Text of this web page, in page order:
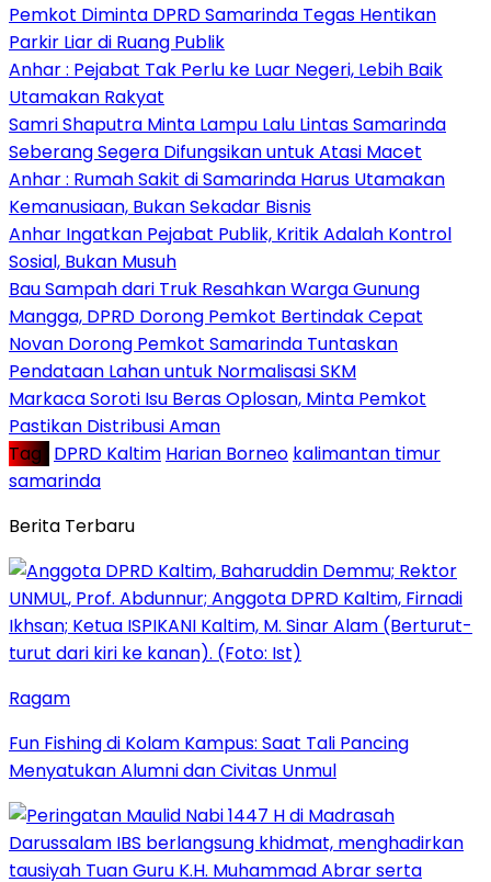
Pemkot Diminta DPRD Samarinda Tegas Hentikan
Parkir Liar di Ruang Publik
Anhar : Pejabat Tak Perlu ke Luar Negeri, Lebih Baik
Utamakan Rakyat
Samri Shaputra Minta Lampu Lalu Lintas Samarinda
Seberang Segera Difungsikan untuk Atasi Macet
Anhar : Rumah Sakit di Samarinda Harus Utamakan
Kemanusiaan, Bukan Sekadar Bisnis
Anhar Ingatkan Pejabat Publik, Kritik Adalah Kontrol
Sosial, Bukan Musuh
Bau Sampah dari Truk Resahkan Warga Gunung
Mangga, DPRD Dorong Pemkot Bertindak Cepat
Novan Dorong Pemkot Samarinda Tuntaskan
Pendataan Lahan untuk Normalisasi SKM
Markaca Soroti Isu Beras Oplosan, Minta Pemkot
Pastikan Distribusi Aman
Tag : DPRD Kaltim Harian Borneo kalimantan timur
samarinda
Berita Terbaru
Ragam
Fun Fishing di Kolam Kampus: Saat Tali Pancing
Menyatukan Alumni dan Civitas Unmul